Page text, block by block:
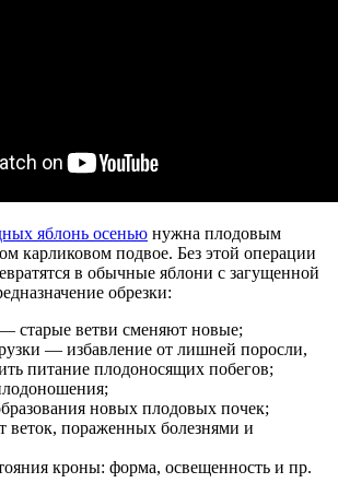
яблонь осенью нужна плодовым
карликовом подвое. Без этой операции
в обычные яблони с загущенной
обрезки:
старые ветви сменяют новые;
— избавление от лишней поросли,
питание плодоносящих побегов;
новых плодовых почек;
веток, пораженных болезнями и
кроны: форма, освещенность и пр.